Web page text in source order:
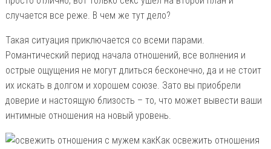
случается все реже. В чем же тут дело?
Такая ситуация приключается со всеми парами.
Романтический период начала отношений, все волнения и
острые ощущения не могут длиться бесконечно, да и не стоит
их искать в долгом и хорошем союзе. Зато вы приобрели
доверие и настоящую близость – то, что может вывести ваши
интимные отношения на новый уровень.
Как освежить отношения